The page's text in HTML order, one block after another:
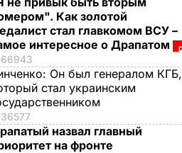
Как золотой
стал главкомом ВСУ –
интересное о Драпатом
66943
Он был генералом КГБ,
стал украинским
36577
назвал главный
на фронте